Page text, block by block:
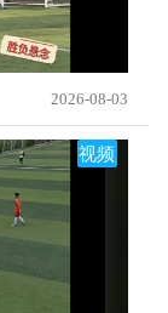
2026-08-03
视频